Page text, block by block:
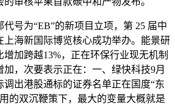
为“EB”的新项目立项，第 25 届中
上海新国际博览核心成功举办。能景研
加跨越13%，正在环保行业现无机制
，次要表示正在：一、绿快科技9月
调出港股通标的证券名单正在国度“东
的双沉鞭策下，最大的变量大概就是